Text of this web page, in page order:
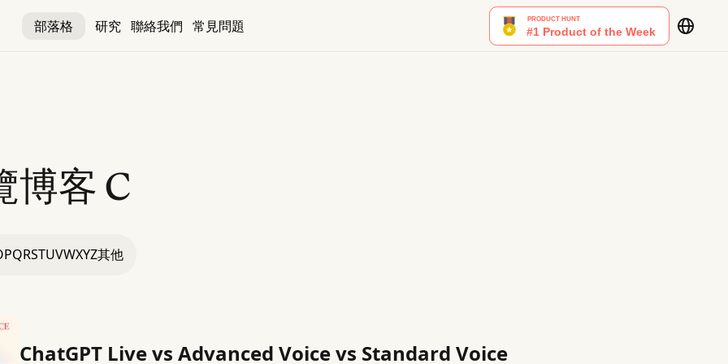
部落格 研究 聯絡我們 常見問題
客C
PQRSTUVWXYZ其他
ChatGPT Live vs Advanced Voice vs Standard Voice